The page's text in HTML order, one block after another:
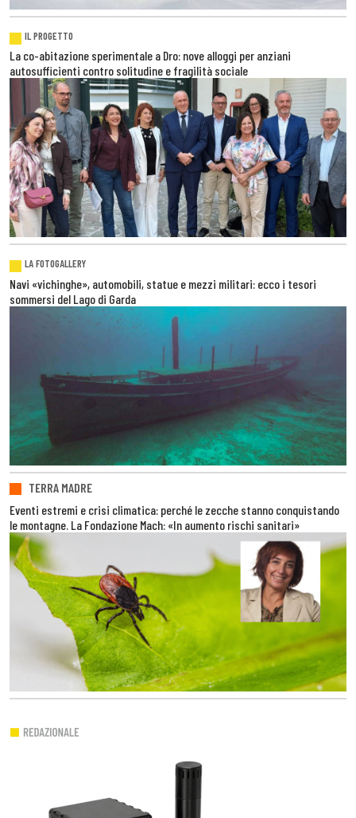
IL PROGETTO
La co-abitazione sperimentale a Dro: nove alloggi per anziani
autosufficienti contro solitudine e fragilità sociale
LA FOTOGALLERY
Navi «vichinghe», automobili, statue e mezzi militari: ecco i tesori
sommersi del Lago di Garda
TERRA MADRE
Eventi estremi e crisi climatica: perché le zecche stanno conquistando
le montagne. La Fondazione Mach: «In aumento rischi sanitari»